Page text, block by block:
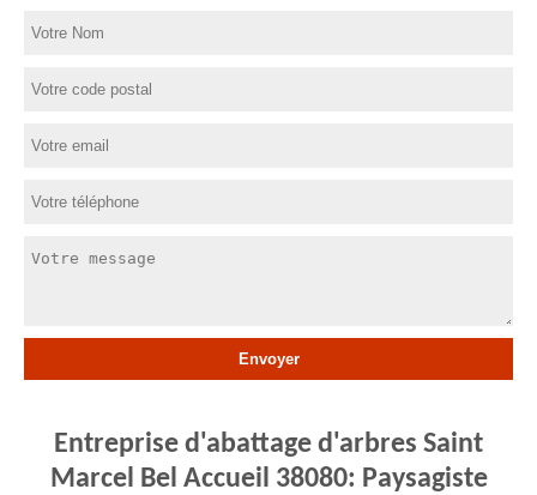
Entreprise d'abattage d'arbres Saint
Marcel Bel Accueil 38080: Paysagiste